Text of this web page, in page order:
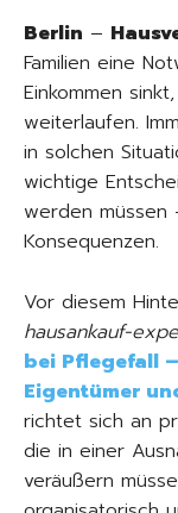
Berlin –
Familien eine
Einkommen
weiterlaufen.
in solchen
wichtige
werden
Konsequenzen.
Vor diesem
hausankauf-
bei Pflegefall
Eigentümer
richtet sich an
die in einer
veräußern